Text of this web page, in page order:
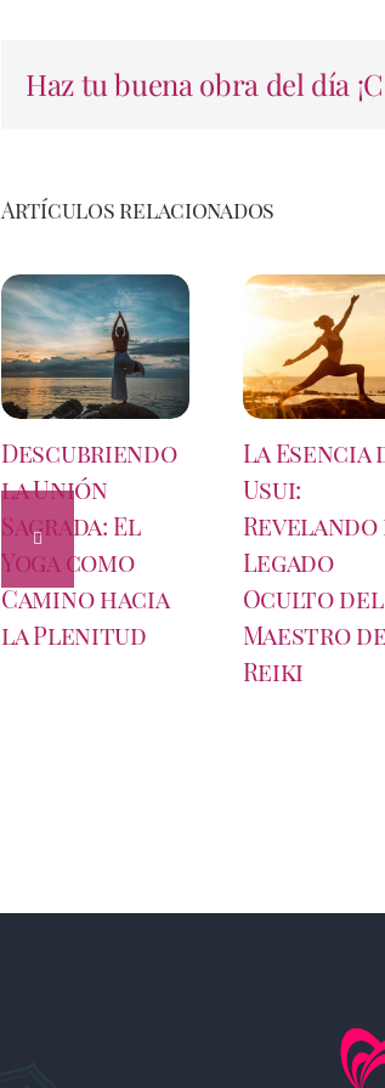
Haz tu buena obra del día
Artículos relacionados
Descubriendo
la Unión
Sagrada: El
Yoga como
Camino hacia
la Plenitud
La Esencia
Usui:
Legado
Oculto del
Maestro de
Reiki